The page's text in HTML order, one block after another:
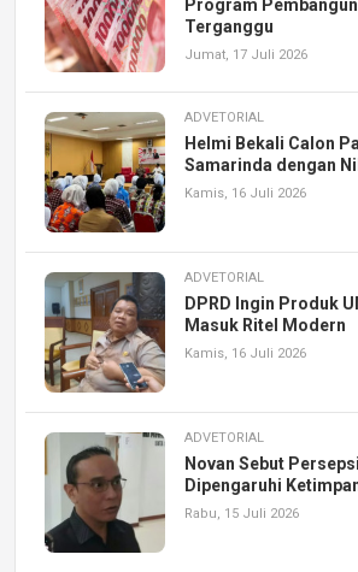
Program
Terganggu
Jumat, 17 Juli 2026
ADVETORIAL
Helmi Bekali Calon
Samarinda dengan
Kamis, 16 Juli 2026
ADVETORIAL
DPRD Ingin Produk
Masuk Ritel Modern
Kamis, 16 Juli 2026
ADVETORIAL
Novan Sebut
Dipengaruhi
Rabu, 15 Juli 2026